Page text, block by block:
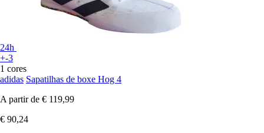
24h
+-3
1 cores
adidas Sapatilhas de boxe Hog 4
A partir de € 119,99
€ 90,24